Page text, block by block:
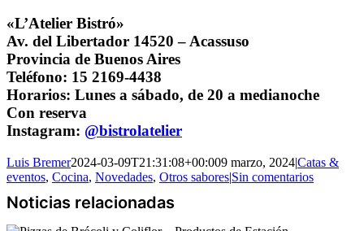
«L’Atelier Bistró»
Av. del Libertador 14520 – Acassuso
Provincia de Buenos Aires
Teléfono: 15 2169-4438
Horarios: Lunes a sábado, de 20 a medianoche
Con reserva
Instagram: @bistrolatelier
Luis Bremer2024-03-09T21:31:08+00:009 marzo, 2024|Catas &
eventos, Cocina, Novedades, Otros sabores|Sin comentarios